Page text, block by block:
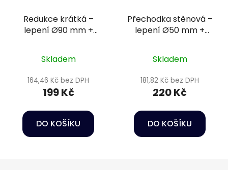
Redukce krátká –
lepení Ø90 mm +
Skladem
164,46 Kč bez DPH
199 Kč
DO KOŠÍKU
Přechodka stěnová –
lepení Ø50 mm +
Skladem
181,82 Kč bez DPH
220 Kč
DO KOŠÍKU